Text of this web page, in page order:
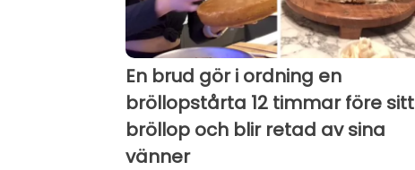
En brud gör i ordning en
bröllopstårta 12 timmar före sitt
bröllop och blir retad av sina
vänner